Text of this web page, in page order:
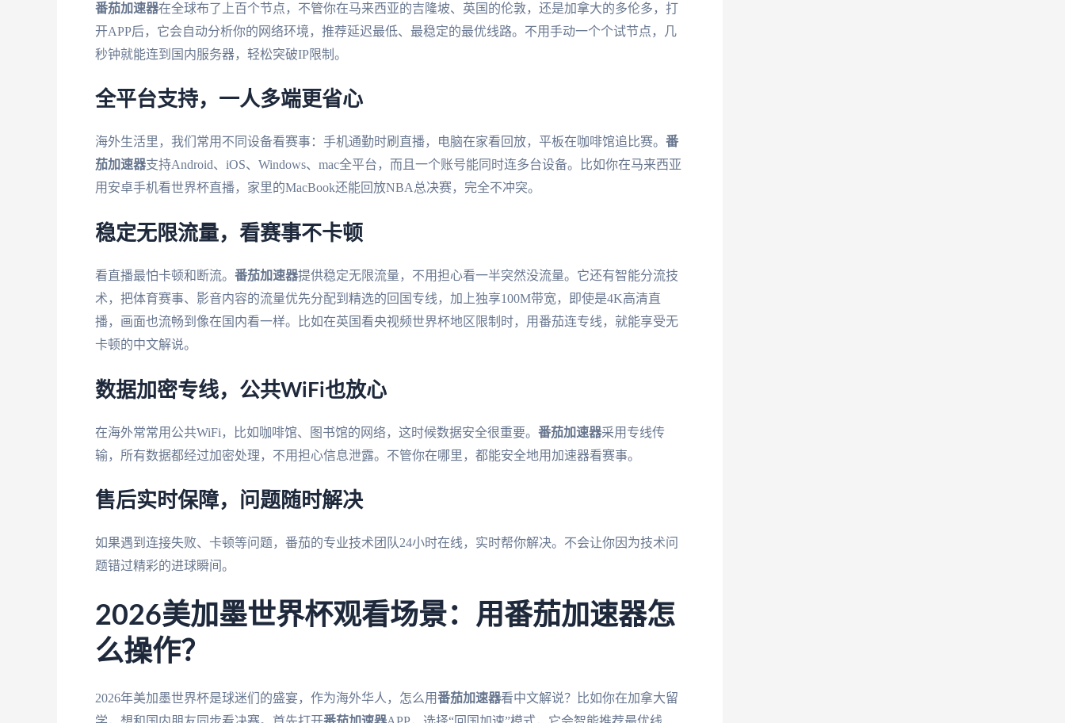
番茄加速器在全球布了上百个节点，不管你在马来西亚的吉隆坡、英国的伦敦，还是加拿大的多伦多，打
开APP后，它会自动分析你的网络环境，推荐延迟最低、最稳定的最优线路。不用手动一个个试节点，几
秒钟就能连到国内服务器，轻松突破IP限制。
全平台支持，一人多端更省心
海外生活里，我们常用不同设备看赛事：手机通勤时刷直播，电脑在家看回放，平板在咖啡馆追比赛。 番
茄加速器支持Android、iOS、Windows、mac全平台，而且一个账号能同时连多台设备。比如你在马来西亚
用安卓手机看世界杯直播，家里的MacBook还能回放NBA总决赛，完全不冲突。
稳定无限流量，看赛事不卡顿
看直播最怕卡顿和断流。 番茄加速器提供稳定无限流量，不用担心看一半突然没流量。它还有智能分流技
术，把体育赛事、影音内容的流量优先分配到精选的回国专线，加上独享100M带宽，即使是4K高清直
播，画面也流畅到像在国内看一样。比如在英国看央视频世界杯地区限制时，用番茄连专线，就能享受无
卡顿的中文解说。
数据加密专线，公共WiFi也放心
在海外常常用公共WiFi，比如咖啡馆、图书馆的网络，这时候数据安全很重要。 番茄加速器采用专线传
输，所有数据都经过加密处理，不用担心信息泄露。不管你在哪里，都能安全地用加速器看赛事。
售后实时保障，问题随时解决
如果遇到连接失败、卡顿等问题，番茄的专业技术团队24小时在线，实时帮你解决。不会让你因为技术问
题错过精彩的进球瞬间。
2026美加墨世界杯观看场景：用番茄加速器怎
么操作？
2026年美加墨世界杯是球迷们的盛宴，作为海外华人，怎么用番茄加速器看中文解说？比如你在加拿大留